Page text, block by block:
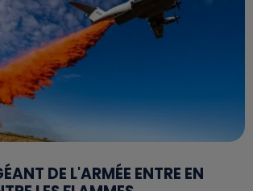
DE L'ARMÉE ENTRE EN